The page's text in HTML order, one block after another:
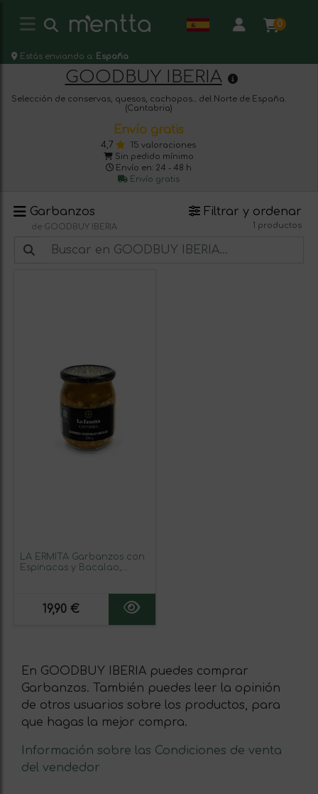
0
Estás enviando a: España
GOODBUY IBERIA
Selección de conservas, quesos, cachopos... del Norte de España.
(Cantabria)
Envío gratis
4,7
15 valoraciones
Sin pedido mínimo
Envío en: 24 - 48 h
Envío gratis
Garbanzos
de GOODBUY IBERIA
Filtrar y ordenar
1 productos
LA ERMITA Garbanzos con
Espinacas y Bacalao,
Conserva Estéril en Tarro
19,90 €
En GOODBUY IBERIA puedes comprar
Garbanzos. También puedes leer la opinión
de otros usuarios sobre los productos, para
que hagas la mejor compra.
Información sobre las Condiciones de venta
del vendedor